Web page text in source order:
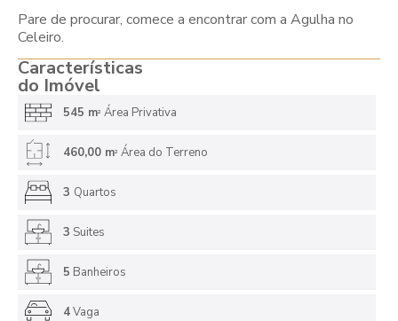
Pare de procurar, comece a encontrar com a Agulha no
Celeiro.
Características
do Imóvel
545 m2 Área Privativa
460,00 m2 Área do Terreno
3 Quartos
3 Suites
5 Banheiros
4Vaga